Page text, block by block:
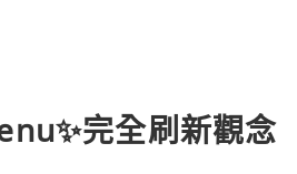
完全刷新觀念